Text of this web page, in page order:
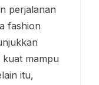
perjalanan
fashion
kuat mampu
itu,